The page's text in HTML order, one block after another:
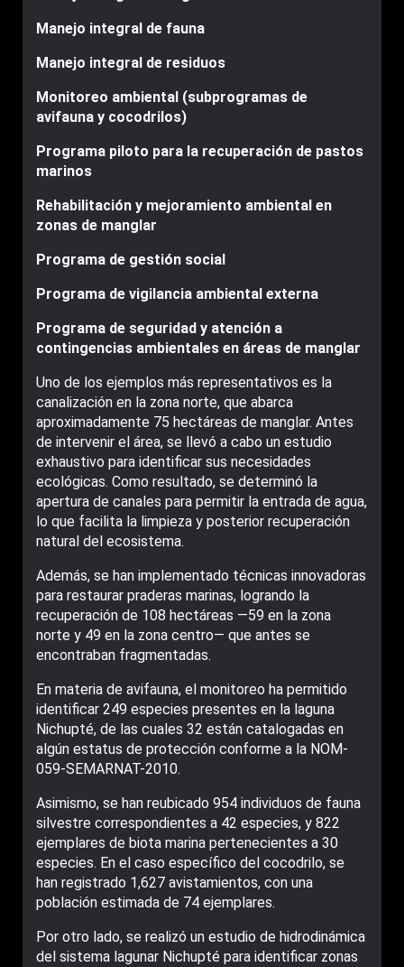
Manejo integral de fauna
Manejo integral de residuos
Monitoreo ambiental (subprogramas de
avifauna y cocodrilos)
Programa piloto para la recuperación de pastos
marinos
Rehabilitación y mejoramiento ambiental en
zonas de manglar
Programa de gestión social
Programa de vigilancia ambiental externa
Programa de seguridad y atención a
contingencias ambientales en áreas de manglar
Uno de los ejemplos más representativos es la
canalización en la zona norte, que abarca
aproximadamente 75 hectáreas de manglar. Antes
de intervenir el área, se llevó a cabo un estudio
exhaustivo para identificar sus necesidades
ecológicas. Como resultado, se determinó la
apertura de canales para permitir la entrada de agua,
lo que facilita la limpieza y posterior recuperación
natural del ecosistema.
Además, se han implementado técnicas innovadoras
para restaurar praderas marinas, logrando la
recuperación de 108 hectáreas —59 en la zona
norte y 49 en la zona centro— que antes se
encontraban fragmentadas.
En materia de avifauna, el monitoreo ha permitido
identificar 249 especies presentes en la laguna
Nichupté, de las cuales 32 están catalogadas en
algún estatus de protección conforme a la NOM-
059-SEMARNAT-2010.
Asimismo, se han reubicado 954 individuos de fauna
silvestre correspondientes a 42 especies, y 822
ejemplares de biota marina pertenecientes a 30
especies. En el caso específico del cocodrilo, se
han registrado 1,627 avistamientos, con una
población estimada de 74 ejemplares.
Por otro lado, se realizó un estudio de hidrodinámica
del sistema lagunar Nichupté para identificar zonas